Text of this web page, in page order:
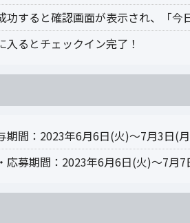
功すると確認画面が表示され、「
入るとチェックイン完了！
期間：2023年6月6日(火)～7月3日(
応募期間：2023年6月6日(火)～7月7